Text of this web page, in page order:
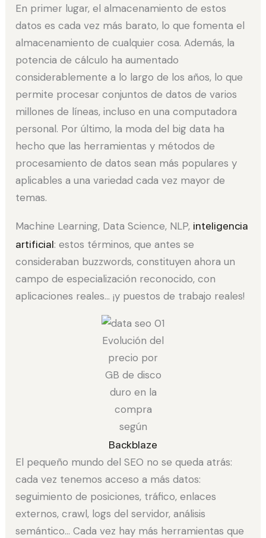
En primer lugar, el almacenamiento de estos
datos es cada vez más barato, lo que fomenta el
almacenamiento de cualquier cosa. Además, la
potencia de cálculo ha aumentado
considerablemente a lo largo de los años, lo que
permite procesar conjuntos de datos de varios
millones de líneas, incluso en una computadora
personal. Por último, la moda del big data ha
hecho que las herramientas y métodos de
procesamiento de datos sean más populares y
aplicables a una variedad cada vez mayor de
temas.
Machine Learning, Data Science, NLP, inteligencia
artificial: estos términos, que antes se
consideraban buzzwords, constituyen ahora un
campo de especialización reconocido, con
aplicaciones reales… ¡y puestos de trabajo reales!
Evolución del
precio por
GB de disco
duro en la
compra
según
Backblaze
El pequeño mundo del SEO no se queda atrás:
cada vez tenemos acceso a más datos:
seguimiento de posiciones, tráfico, enlaces
externos, crawl, logs del servidor, análisis
semántico… Cada vez hay más herramientas que